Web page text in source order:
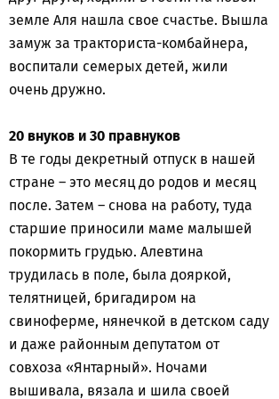
земле Аля нашла свое счастье. Вышла
замуж за тракториста-комбайнера,
воспитали семерых детей, жили
очень дружно.
20 внуков и 30 правнуков
В те годы декретный отпуск в нашей
стране – это месяц до родов и месяц
после. Затем – снова на работу, туда
старшие приносили маме малышей
покормить грудью. Алевтина
трудилась в поле, была дояркой,
телятницей, бригадиром на
свиноферме, нянечкой в детском саду
и даже районным депутатом от
совхоза «Янтарный». Ночами
вышивала, вязала и шила своей